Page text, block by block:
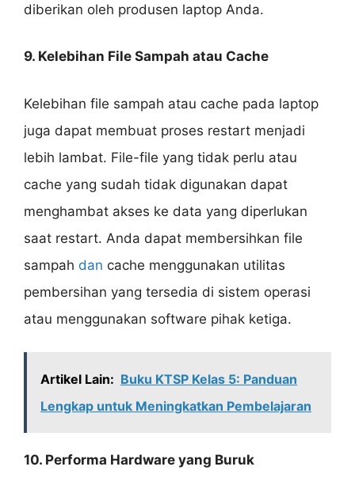
diberikan oleh produsen laptop Anda.
9. Kelebihan File Sampah atau Cache
Kelebihan file sampah atau cache pada laptop
juga dapat membuat proses restart menjadi
lebih lambat. File-file yang tidak perlu atau
cache yang sudah tidak digunakan dapat
menghambat akses ke data yang diperlukan
saat restart. Anda dapat membersihkan file
sampah dan cache menggunakan utilitas
pembersihan yang tersedia di sistem operasi
atau menggunakan software pihak ketiga.
Artikel Lain: Buku KTSP Kelas 5: Panduan
Lengkap untuk Meningkatkan Pembelajaran
10. Performa Hardware yang Buruk